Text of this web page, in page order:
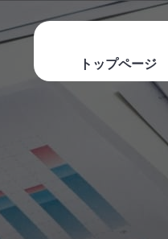
トップページ